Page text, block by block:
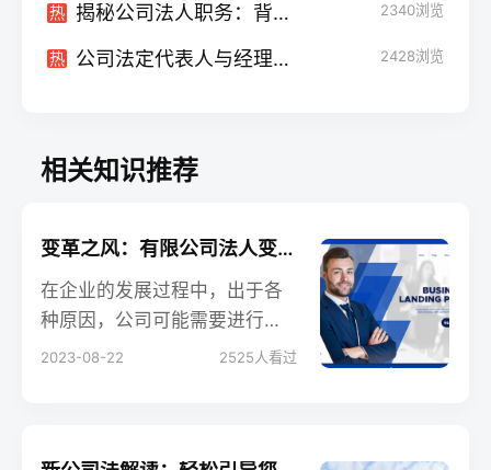
热 揭秘公司法人职务：背后的角色与责任 2340浏览
热 公司法定代表人与经理的双重身份：是不是可行？ 2428浏览
相关知识推荐
变革之风：有限公司法人变更的五大步骤解析
在企业的发展过程中，出于各
种原因，公司可能需要进行法
人变更。但是，这样的变更涉
2023-08-22 2525 人看过